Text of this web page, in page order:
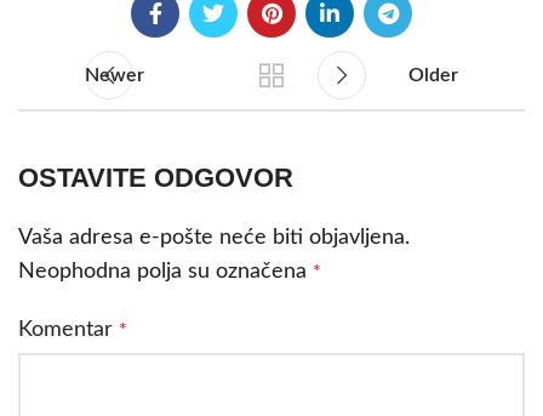
Newer Older
OSTAVITE ODGOVOR
Vaša adresa e-pošte neće biti objavljena.
Neophodna polja su označena *
Komentar *